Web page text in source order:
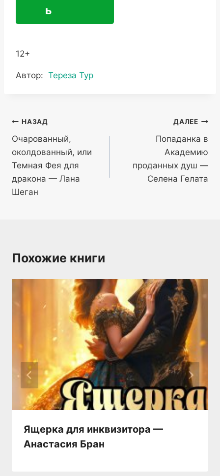
ь
12+
Метки
Автор: Тереза Тур
Навигация
по
записям
НАЗАД
Очарованный,
околдованный, или
Темная Фея для
дракона — Лана
Шеган
ДАЛЕЕ
Попаданка в
Академию
проданных душ —
Селена Гелата
Похожие книги
Ящерка для инквизитора —
Анастaсия Бран